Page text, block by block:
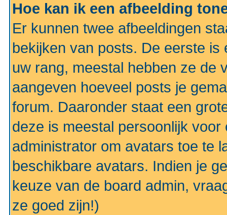
Hoe kan ik een afbeelding
Er kunnen twee afbeeldingen
bekijken van posts. De eerste
uw rang, meestal hebben ze de
aangeven hoeveel posts je
forum. Daaronder staat een
deze is meestal persoonlijk
administrator om avatars toe te
beschikbare avatars. Indien je
keuze van de board admin,
ze goed zijn!)